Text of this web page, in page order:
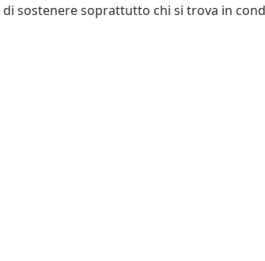
di sostenere soprattutto chi si trova in